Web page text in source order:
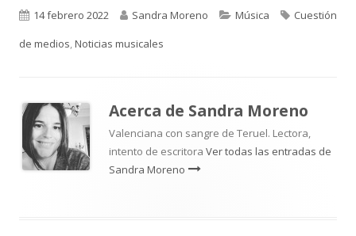
Publicado
el
14 febrero 2022 Autor
Sandra Moreno Categorías
Música Etiquetas
Cuestión
de medios,Noticias musicales
Acerca de Sandra Moreno
Valenciana con sangre de Teruel. Lectora,
intento de escritora Ver todas las entradas de
Sandra Moreno